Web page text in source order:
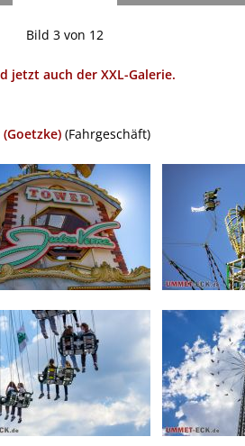
Bild 3 von 12
jetzt auch der XXL-Galerie.
(Fahrgeschäft)